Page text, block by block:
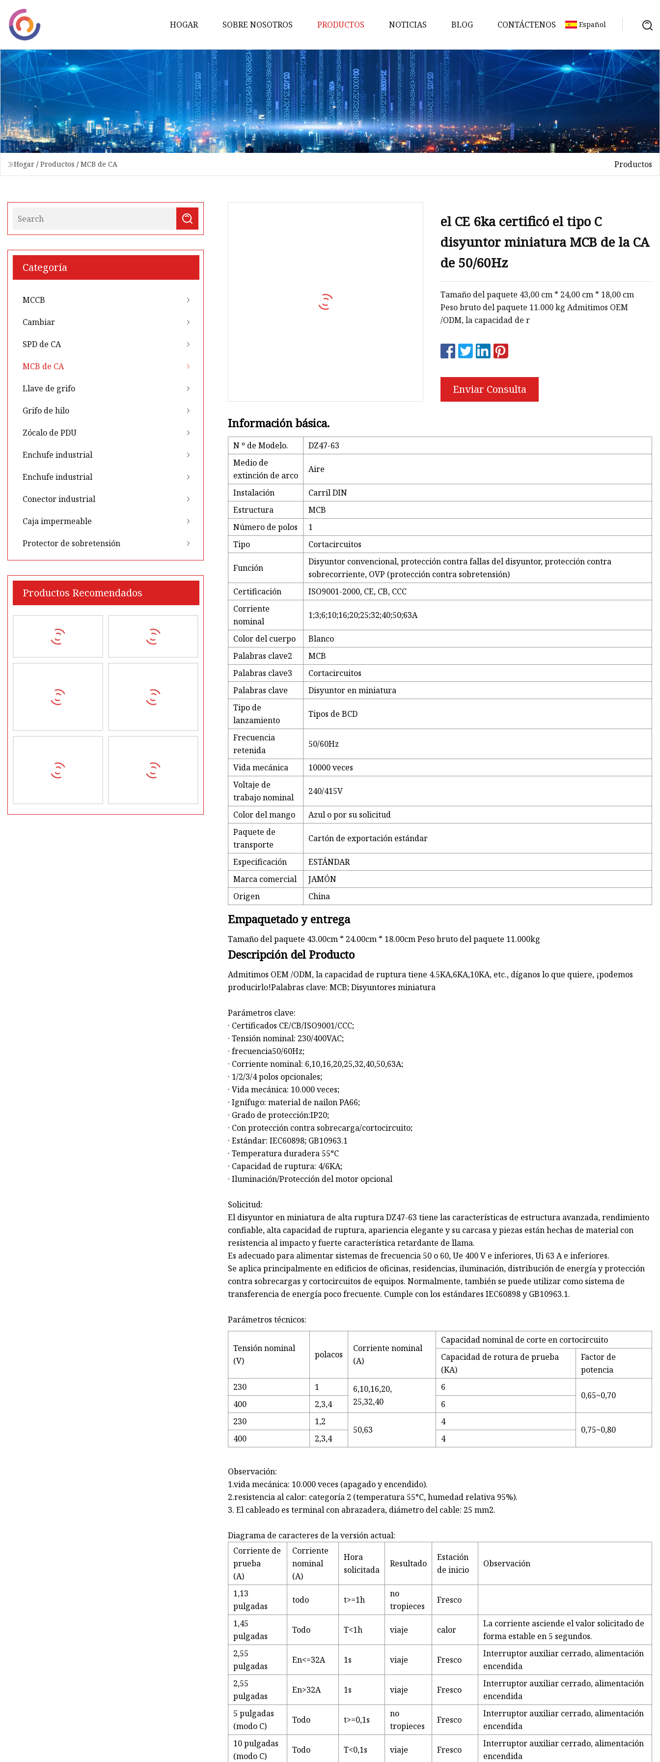
HOGAR SOBRE NOSOTROS PRODUCTOS
MCCB
Cambiar
SPD de CA
MCB de CA
Llave de grifo
Grifo de hilo
Enchufe industrial
NOTICIAS BLOG CONTÁCTENOS Español
Hogar / Productos / MCB de CA Productos
Categoría
MCCB
Cambiar
SPD de CA
MCB de CA
Llave de grifo
Grifo de hilo
Zócalo de PDU
Enchufe industrial
Enchufe industrial
Conector industrial
Caja impermeable
Protector de sobretensión
Productos Recomendados
el CE 6ka certificó el tipo C
disyuntor miniatura MCB de la CA
de 50/60Hz
Tamaño del paquete 43,00 cm * 24,00 cm * 18,00 cm
Peso bruto del paquete 11.000 kg Admitimos OEM
/ODM, la capacidad de r
Enviar Consulta
Información básica.
N º de Modelo.
DZ47-63
Medio de
extinción de arco
Aire
Instalación
Carril DIN
Estructura
MCB
Número de polos
1
Tipo
Cortacircuitos
Función
Disyuntor convencional, protección contra fallas del disyuntor, protección contra
sobrecorriente, OVP (protección contra sobretensión)
Certificación
ISO9001-2000, CE, CB, CCC
Corriente
nominal
1;3;6;10;16;20;25;32;40;50;63A
Color del cuerpo
Blanco
Palabras clave2
MCB
Palabras clave3
Cortacircuitos
Palabras clave
Disyuntor en miniatura
Tipo de
lanzamiento
Tipos de BCD
Frecuencia
retenida
50/60Hz
Vida mecánica
10000 veces
Voltaje de
trabajo nominal
240/415V
Color del mango
Azul o por su solicitud
Paquete de
transporte
Cartón de exportación estándar
Especificación
ESTÁNDAR
Marca comercial
JAMÓN
Origen
China
Empaquetado y entrega
Tamaño del paquete 43.00cm * 24.00cm * 18.00cm Peso bruto del paquete 11.000kg
Descripción del Producto
Admitimos OEM /ODM, la capacidad de ruptura tiene 4.5KA,6KA,10KA, etc., díganos lo que quiere, ¡podemos
producirlo!Palabras clave: MCB; Disyuntores miniatura
Parámetros clave:
· Certificados CE/CB/ISO9001/CCC;
· Tensión nominal: 230/400VAC;
· frecuencia50/60Hz;
· Corriente nominal: 6,10,16,20,25,32,40,50,63A;
· 1/2/3/4 polos opcionales;
· Vida mecánica: 10.000 veces;
· Ignífugo: material de nailon PA66;
· Grado de protección:IP20;
· Con protección contra sobrecarga/cortocircuito;
· Estándar: IEC60898; GB10963.1
· Temperatura duradera 55°C
· Capacidad de ruptura: 4/6KA;
· Iluminación/Protección del motor opcional
Solicitud:
El disyuntor en miniatura de alta ruptura DZ47-63 tiene las características de estructura avanzada, rendimiento
confiable, alta capacidad de ruptura, apariencia elegante y su carcasa y piezas están hechas de material con
resistencia al impacto y fuerte característica retardante de llama.
Es adecuado para alimentar sistemas de frecuencia 50 o 60, Ue 400 V e inferiores, Ui 63 A e inferiores.
Se aplica principalmente en edificios de oficinas, residencias, iluminación, distribución de energía y protección
contra sobrecargas y cortocircuitos de equipos. Normalmente, también se puede utilizar como sistema de
transferencia de energía poco frecuente. Cumple con los estándares IEC60898 y GB10963.1.
Parámetros técnicos:
Tensión nominal
(V)
polacos
Corriente nominal
(A)
Capacidad nominal de corte en cortocircuito
Capacidad de rotura de prueba
(KA)
Factor de
potencia
230
1
6,10,16,20,
25,32,40
6
0,65~0,70
400
2,3,4
6
230
1,2
50,63
4
0,75~0,80
400
2,3,4 4
Observación:
1.vida mecánica: 10.000 veces (apagado y encendido).
2.resistencia al calor: categoría 2 (temperatura 55°C, humedad relativa 95%).
3. El cableado es terminal con abrazadera, diámetro del cable: 25 mm2.
Diagrama de caracteres de la versión actual:
Corriente de
prueba
(A)
Corriente
nominal
(A)
Hora
solicitada
Resultado
Estación
de inicio
Observación
1,13
pulgadas
todo t>=1h
no
tropieces
Fresco
1,45
pulgadas
Todo T<1h viaje calor
La corriente asciende el valor solicitado de
forma estable en 5 segundos.
2,55
pulgadas
En<=32A 1s viaje Fresco
Interruptor auxiliar cerrado, alimentación
encendida
2,55
pulgadas
En>32A 1s viaje Fresco
Interruptor auxiliar cerrado, alimentación
encendida
5 pulgadas
(modo C)
Todo t>=0,1s
no
tropieces
Fresco
Interruptor auxiliar cerrado, alimentación
encendida
10 pulgadas
(modo C)
Todo T<0,1s viaje Fresco
Interruptor auxiliar cerrado, alimentación
encendida